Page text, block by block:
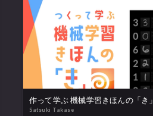
作って学ぶ 機械学習きほんの「き」
Satsuki Takase